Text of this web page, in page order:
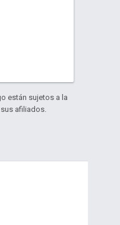
están sujetos a la
afiliados.